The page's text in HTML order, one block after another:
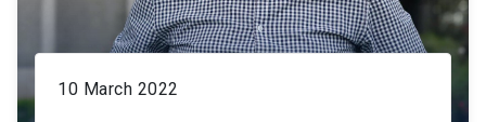
10 March 2022